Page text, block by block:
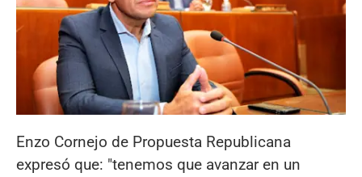
Enzo Cornejo de Propuesta Republicana
expresó que: "tenemos que avanzar en un